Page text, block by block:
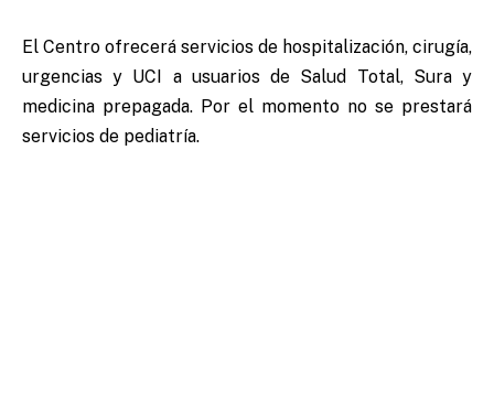
El Centro ofrecerá servicios de hospitalización, cirugía,
urgencias y UCI a usuarios de Salud Total, Sura y
medicina prepagada. Por el momento no se prestará
servicios de pediatría.